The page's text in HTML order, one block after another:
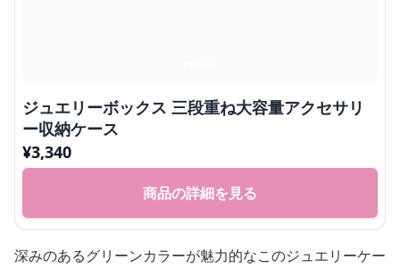
ジュエリーボックス 三段重ね大容量アクセサリ
ー収納ケース
¥3,340
商品の詳細を見る
深みのあるグリーンカラーが魅力的なこのジュエリーケー